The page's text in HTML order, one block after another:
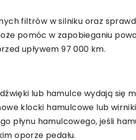
filtrów w silniku oraz
pomóc w zapobieganiu
upływem 97 000 km.
lub hamulce wydają się
klocki hamulcowe lub
płynu hamulcowego, jeśli
oporze pedału.